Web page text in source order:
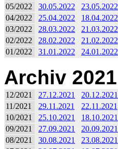
05/2022
30.05.2022 23.05.2022
04/2022
25.04.2022 18.04.2022
03/2022
28.03.2022 21.03.2022
02/2022
28.02.2022 21.02.2022
01/2022
31.01.2022 24.01.2022
Archiv 2021
12/2021 27.12.2021 20.12.2021
11/2021
29.11.2021 22.11.2021
10/2021
25.10.2021 18.10.2021
09/2021
27.09.2021 20.09.2021
08/2021
30.08.2021 23.08.2021